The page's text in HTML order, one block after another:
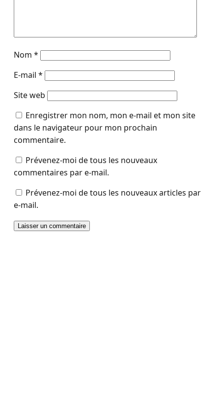
Nom *
E-mail *
Site web
Enregistrer mon nom, mon e-mail et mon site
dans le navigateur pour mon prochain
commentaire.
Prévenez-moi de tous les nouveaux
commentaires par e-mail.
Prévenez-moi de tous les nouveaux articles par
e-mail.